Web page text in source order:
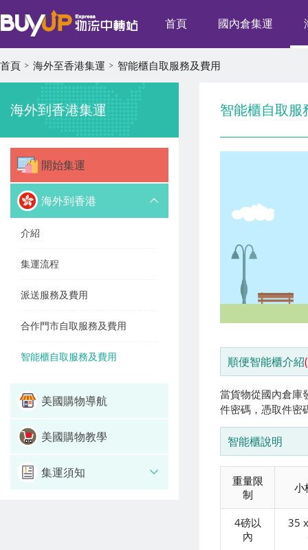
首頁 國內倉集運
首頁 海外至香港集運 智能櫃自取服務及費用
海外到香港集運
開始集運
海外到香港
介紹
集運流程
派送服務及費用
合作門市自取服務及費用
智能櫃自取服務及費用
美國購物導航
美國購物教學
集運須知
智能櫃自取服
順便智能櫃介紹
當貨物從國內倉庫
件密碼，憑取件密
智能櫃說明
重量限
制
小
4磅以
內
35